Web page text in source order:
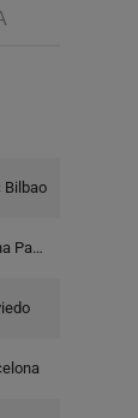
Bilbao
Osasuna Pampeluna